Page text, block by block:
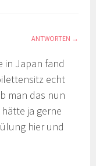
ANTWORTEN
in Japan fand
echt
man das nun
ja gerne
hier und